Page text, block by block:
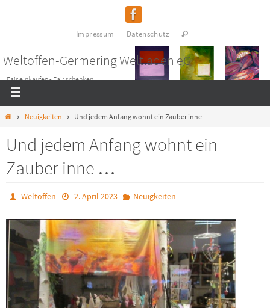
Impressum Datenschutz
Weltoffen-Germering Weltladen eG
Fair einkaufen - Fair schenken
Neuigkeiten Und jedem Anfang wohnt ein Zauber inne …
Und jedem Anfang wohnt ein
Zauber inne …
Weltoffen 2. April 2023 Neuigkeiten